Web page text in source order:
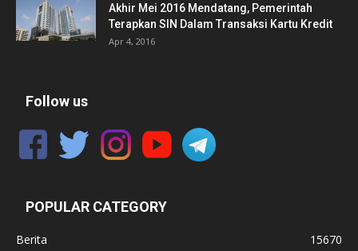
Akhir Mei 2016 Mendatang, Pemerintah
Terapkan SIN Dalam Transaksi Kartu Kredit
Apr 4, 2016
Follow us
POPULAR CATEGORY
Berita 15670